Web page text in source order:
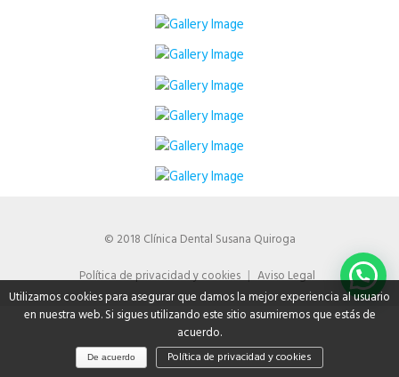
© 2018 Clínica Dental Susana Quiroga
Política de privacidad y cookies
Aviso Legal
Utilizamos cookies para asegurar que damos la mejor experiencia al usuario
en nuestra web. Si sigues utilizando este sitio asumiremos que estás de
acuerdo.
De acuerdo Política de privacidad y cookies